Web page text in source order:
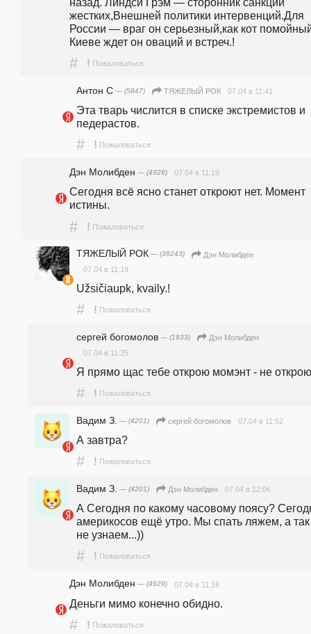
жестких,Внешней политики интервенций.Для
России — враг он серьезный,как кот
Киеве ждет он оваций и встреч.!
# ! Пожаловаться
Антон С — (5847) ТЯЖЕЛЫЙ РОК 07.04 в 11:41
Эта тварь числится в списке экстремистов и
педерастов.
# ! Пожаловаться
Дэн Молибден — (4929) 07.04 в 11:19
Сегодня всё ясно станет откроют нет. Момент
истины.
# ! Пожаловаться
ТЯЖЕЛЫЙ РОК — (39243)
Дэн Молибден
07.04 в 11:19
Užsičiaupk, kvaily.!
# ! Пожаловаться
сергей богомолов — (1933)
Дэн Молибден
07.04 в 11:25
Я прямо щас тебе открою момэнт - не
# ! Пожаловаться
Вадим З. — (4201) сергей богомолов 07.04 в 11:52
А завтра?
# ! Пожаловаться
Вадим З. — (4201) Дэн Молибден 07.04 в 12:06
А Сегодня по какому часовому поясу?
америкосов ещё утро. Мы спать ляжем, а
не узнаем...))
# ! Пожаловаться
Дэн Молибден — (4929) 07.04 в 11:16
Деньги мимо конечно обидно.
# ! Пожаловаться